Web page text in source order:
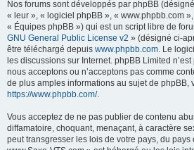
Nos forums sont développés par phpBB
« leur », « logiciel phpBB », « www.phpbb.com
« Équipes phpBB ») qui est un script libre de
GNU General Public License v2 » (désigné ci-
être téléchargé depuis www.phpbb.com. Le
les discussions sur Internet. phpBB Limited
nous acceptons ou n’acceptons pas comme
de plus amples informations au sujet de phpBB,
https://www.phpbb.com/.
Vous acceptez de ne pas publier de contenu
diffamatoire, choquant, menaçant, à caractère
peut transgresser les lois de votre pays, du pays